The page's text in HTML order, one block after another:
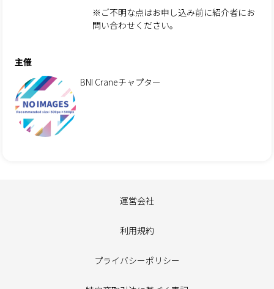
※ご不明な点はお申し込み前に紹介者にお
問い合わせください。
主催
BNI Craneチャプター
運営会社
利用規約
プライバシーポリシー